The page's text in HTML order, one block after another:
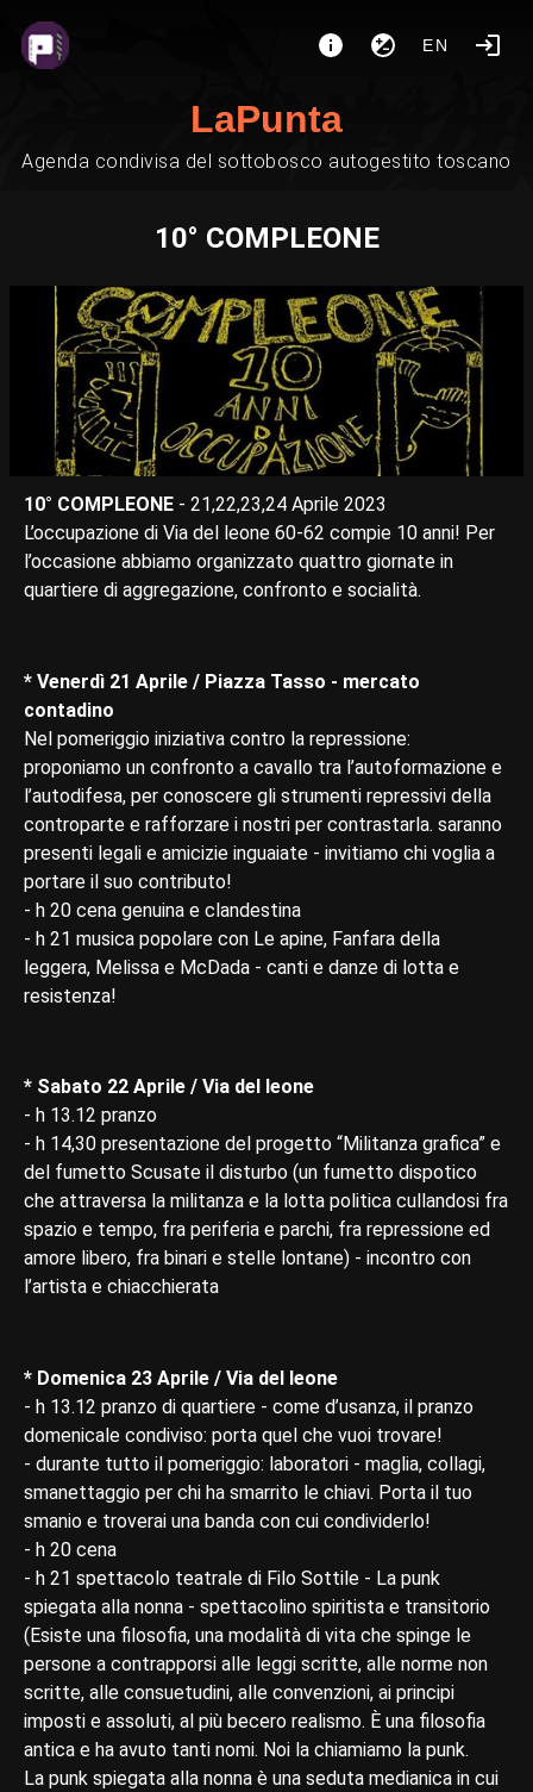
EN
LaPunta
Agenda condivisa del sottobosco autogestito toscano
10° COMPLEONE
10° COMPLEONE - 21,22,23,24 Aprile 2023
L’occupazione di Via del leone 60-62 compie 10 anni! Per
l’occasione abbiamo organizzato quattro giornate in
quartiere di aggregazione, confronto e socialità.
* Venerdì 21 Aprile / Piazza Tasso - mercato
contadino
Nel pomeriggio iniziativa contro la repressione:
proponiamo un confronto a cavallo tra l’autoformazione e
l’autodifesa, per conoscere gli strumenti repressivi della
controparte e rafforzare i nostri per contrastarla. saranno
presenti legali e amicizie inguaiate - invitiamo chi voglia a
portare il suo contributo!
- h 20 cena genuina e clandestina
- h 21 musica popolare con Le apine, Fanfara della
leggera, Melissa e McDada - canti e danze di lotta e
resistenza!
* Sabato 22 Aprile / Via del leone
- h 13.12 pranzo
- h 14,30 presentazione del progetto “Militanza grafica” e
del fumetto Scusate il disturbo (un fumetto dispotico
che attraversa la militanza e la lotta politica cullandosi fra
spazio e tempo, fra periferia e parchi, fra repressione ed
amore libero, fra binari e stelle lontane) - incontro con
l’artista e chiacchierata
* Domenica 23 Aprile / Via del leone
- h 13.12 pranzo di quartiere - come d’usanza, il pranzo
domenicale condiviso: porta quel che vuoi trovare!
- durante tutto il pomeriggio: laboratori - maglia, collagi,
smanettaggio per chi ha smarrito le chiavi. Porta il tuo
smanio e troverai una banda con cui condividerlo!
- h 20 cena
- h 21 spettacolo teatrale di Filo Sottile - La punk
spiegata alla nonna - spettacolino spiritista e transitorio
(Esiste una filosofia, una modalità di vita che spinge le
persone a contrapporsi alle leggi scritte, alle norme non
scritte, alle consuetudini, alle convenzioni, ai principi
imposti e assoluti, al più becero realismo. È una filosofia
antica e ha avuto tanti nomi. Noi la chiamiamo la punk.
La punk spiegata alla nonna è una seduta medianica in cui